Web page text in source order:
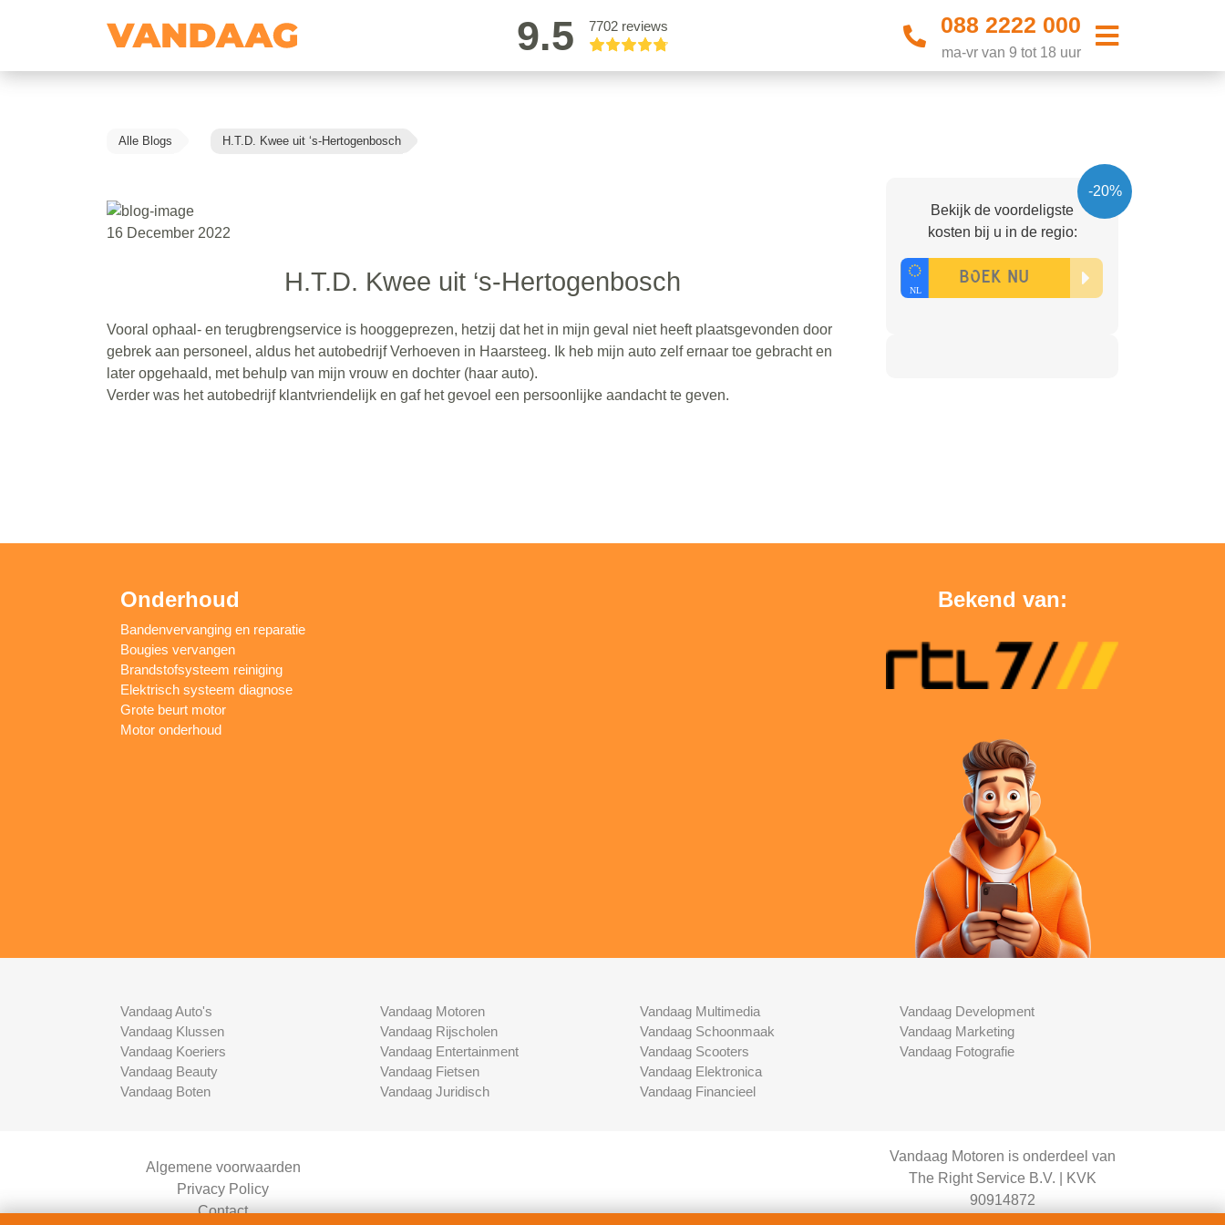
9.5 7702 reviews 088 2222 000
ma-vr van 9 tot 18 uur
Alle Blogs H.T.D. Kwee uit ‘s-Hertogenbosch
16 December 2022
H.T.D. Kwee uit ‘s-Hertogenbosch
Vooral ophaal- en terugbrengservice is hooggeprezen, hetzij dat het in mijn geval niet heeft plaatsgevonden door
gebrek aan personeel, aldus het autobedrijf Verhoeven in Haarsteeg. Ik heb mijn auto zelf ernaar toe gebracht en
later opgehaald, met behulp van mijn vrouw en dochter (haar auto).
Verder was het autobedrijf klantvriendelijk en gaf het gevoel een persoonlijke aandacht te geven.
-20%
Bekijk de voordeligste
kosten bij u in de regio:
Onderhoud
Bandenvervanging en reparatie
Bougies vervangen
Brandstofsysteem reiniging
Elektrisch systeem diagnose
Grote beurt motor
Motor onderhoud
Bekend van:
Vandaag Auto's
Vandaag Klussen
Vandaag Koeriers
Vandaag Beauty
Vandaag Boten
Vandaag Motoren
Vandaag Rijscholen
Vandaag Entertainment
Vandaag Fietsen
Vandaag Juridisch
Vandaag Multimedia
Vandaag Schoonmaak
Vandaag Scooters
Vandaag Elektronica
Vandaag Financieel
Vandaag Development
Vandaag Marketing
Vandaag Fotografie
Algemene voorwaarden
Privacy Policy
Contact
Vandaag Motoren is onderdeel van
The Right Service B.V. | KVK
90914872